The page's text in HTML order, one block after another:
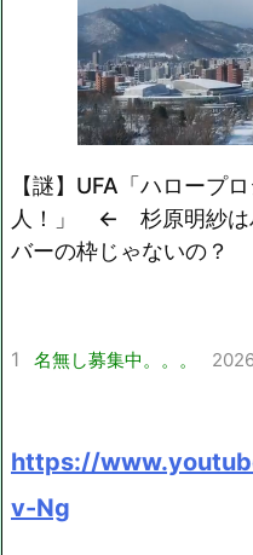
【謎】UFA「ハロープ
人！」 ← 杉原明紗は
バーの枠じゃないの？
1 名無し募集中。。。
https://
v-Ng